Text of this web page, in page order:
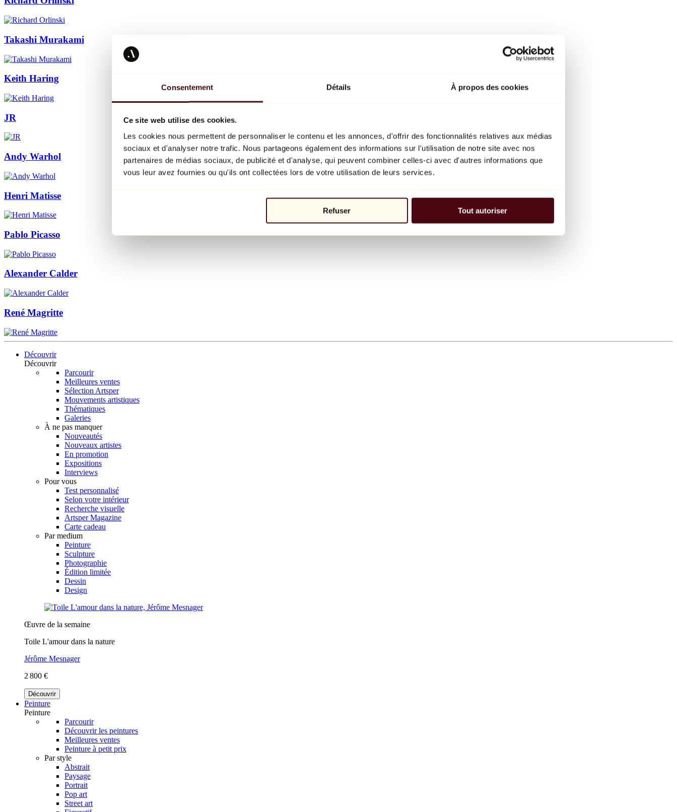
Consentement Détails À propos des cookies
Ce site web utilise des cookies.
Les cookies nous permettent de personnaliser le contenu et les annonces, d'offrir des fonctionnalités relatives aux médias
sociaux et d'analyser notre trafic. Nous partageons également des informations sur l'utilisation de notre site avec nos
partenaires de médias sociaux, de publicité et d'analyse, qui peuvent combiner celles-ci avec d'autres informations que
vous leur avez fournies ou qu'ils ont collectées lors de votre utilisation de leurs services.
Refuser Tout autoriser
Takashi Murakami
Keith Haring
JR
Andy Warhol
Henri Matisse
Pablo Picasso
Alexander Calder
René Magritte
Découvrir
Découvrir
Parcourir
Meilleures ventes
Sélection Artsper
Mouvements artistiques
Thématiques
Galeries
À ne pas manquer
Nouveautés
Nouveaux artistes
En promotion
Expositions
Interviews
Pour vous
Test personnalisé
Selon votre intérieur
Recherche visuelle
Artsper Magazine
Carte cadeau
Par medium
Peinture
Sculpture
Photographie
Édition limitée
Dessin
Design
Œuvre de la semaine
Toile L'amour dans la nature
Jérôme Mesnager
2 800 €
Découvrir
Peinture
Peinture
Parcourir
Découvrir les peintures
Meilleures ventes
Peinture à petit prix
Par style
Abstrait
Paysage
Portrait
Pop art
Street art